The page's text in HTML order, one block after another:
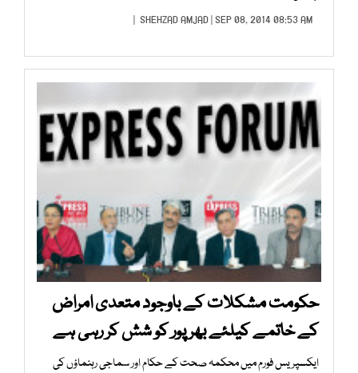
SHEHZAD AMJAD| SEP 08, 2014 08:53 AM |
حکومت مشکلات کے باوجود متعدی امراض
کے خاتمے کیلئے بھرپور کو شش کر رہی ہے
ایکسپریس فورم میں محکمہ صحت کے حکام اور سماجی رہنماؤں کی